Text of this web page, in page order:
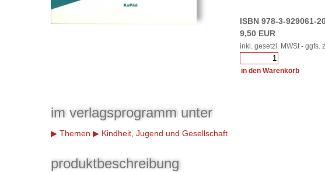
ISBN 978-3-929061-
9,50 EUR
inkl. gesetzl. MWSt - ggfs.
im verlagsprogramm unter
Themen Kindheit, Jugend und Gesellschaft
produktbeschreibung